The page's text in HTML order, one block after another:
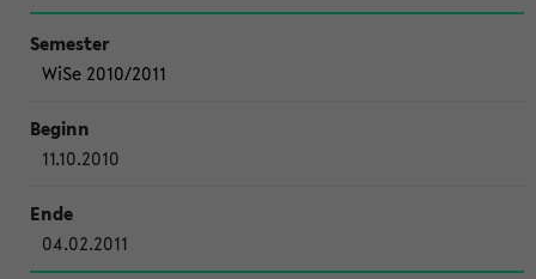
WiSe 2010/2011
11.10.2010
04.02.2011